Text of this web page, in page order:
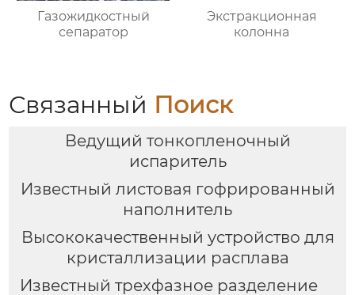
Газожидкостный
сепаратор
Экстракционная
колонна
Связанный Поиск
Ведущий тонкопленочный
испаритель
Известный листовая гофрированный
наполнитель
Высококачественный устройство для
кристаллизации расплава
Известный трехфазное разделение